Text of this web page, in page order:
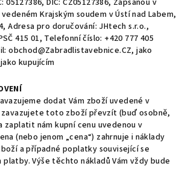
05127386, DIČ: CZ05127386, Zapsanou v
Krajským soudem v Ústí nad Labem,
Adresa pro doručování: JHtech s.r.o.,
415 01, Telefonní číslo: +420 777 405
obchod@Zabradlistavebnice.CZ, jako
kupujícím
dodat Vám zboží uvedené v
zavazujete toto zboží převzít (buď osobně,
zaplatit nám kupní cenu uvedenou v
(nebo jenom „cena“) zahrnuje i náklady
a případné poplatky související se
Výše těchto nákladů Vám vždy bude